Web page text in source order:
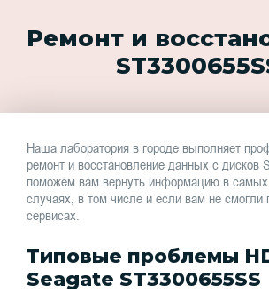
Ремонт и
Наша лаборатория в городе выполняет
ремонт и восстановление данных с дисков
поможем вам вернуть информацию в
случаях, в том числе и если вам не смогли
сервисах.
Типовые проблемы
Seagate ST3300655SS